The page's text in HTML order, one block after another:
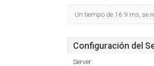
Un tiempo de 16.9 ms, se
Configuración del
Server: